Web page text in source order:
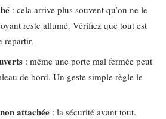
: cela arrive plus souvent qu’on ne le
reste allumé. Vérifiez que tout est
repartir.
: même une porte mal fermée peut
de bord. Un geste simple règle le
attachée : la sécurité avant tout.